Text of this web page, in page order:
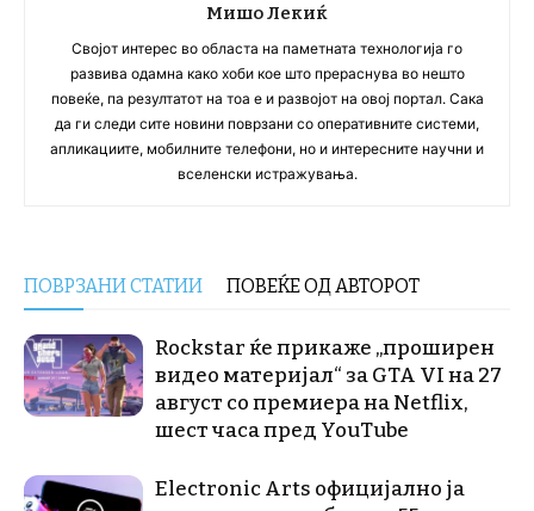
Мишо Лекиќ
Својот интерес во областа на паметната технологија го
развива одамна како хоби кое што прераснува во нешто
повеќе, па резултатот на тоа е и развојот на овој портал. Сака
да ги следи сите новини поврзани со оперативните системи,
апликациите, мобилните телефони, но и интересните научни и
вселенски истражувања.
ПОВРЗАНИ СТАТИИ ПОВЕЌЕ ОД АВТОРОТ
Rockstar ќе прикаже „проширен
видео материјал“ за GTA VI на 27
август со премиера на Netflix,
шест часа пред YouTube
Electronic Arts официјално ја